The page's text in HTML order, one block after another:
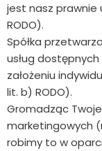
jest nasz prawnie
RODO).
Spółka
usług
założeniu
lit. b) RODO).
Gromadząc
marketingowych
robimy to w